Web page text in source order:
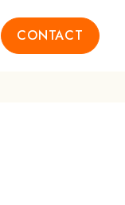
CONTACT